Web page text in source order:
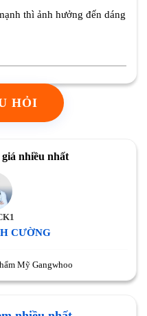
thì ảnh hưởng đến dáng
HỎI
nhiều nhất
CƯỜNG
Mỹ Gangwhoo